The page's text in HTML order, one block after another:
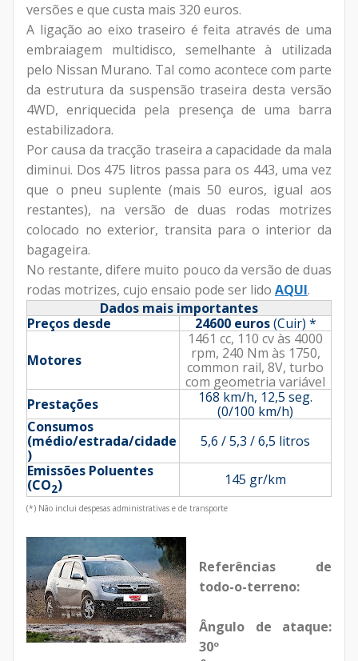
versões e que custa mais 320 euros.
A ligação ao eixo traseiro é feita através de uma
embraiagem multidisco, semelhante à utilizada
pelo Nissan Murano. Tal como acontece com parte
da estrutura da suspensão traseira desta versão
4WD, enriquecida pela presença de uma barra
estabilizadora.
Por causa da tracção traseira a capacidade da mala
diminui. Dos 475 litros passa para os 443, uma vez
que o pneu suplente (mais 50 euros, igual aos
restantes), na versão de duas rodas motrizes
colocado no exterior, transita para o interior da
bagageira.
No restante, difere muito pouco da versão de duas
rodas motrizes, cujo ensaio pode ser lido AQUI.
Dados mais importantes
Preços desde
24600 euros(Cuir) *
Motores
1461 cc, 110 cv às 4000
rpm, 240 Nm às 1750,
common rail, 8V, turbo
com geometria variável
Prestações
168 km/h, 12,5 seg.
(0/100 km/h)
Consumos
(médio/estrada/cidade
)
5,6 / 5,3 / 6,5 litros
Emissões Poluentes
(CO2) 145 gr/km
(*) Não inclui despesas administrativas e de transporte
Referências de
todo-o-terreno:
Ângulo de ataque:
30º